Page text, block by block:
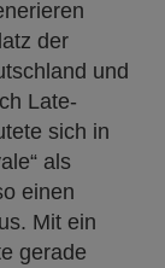
der
und
Late-
sich in
als
einen
Mit ein
gerade